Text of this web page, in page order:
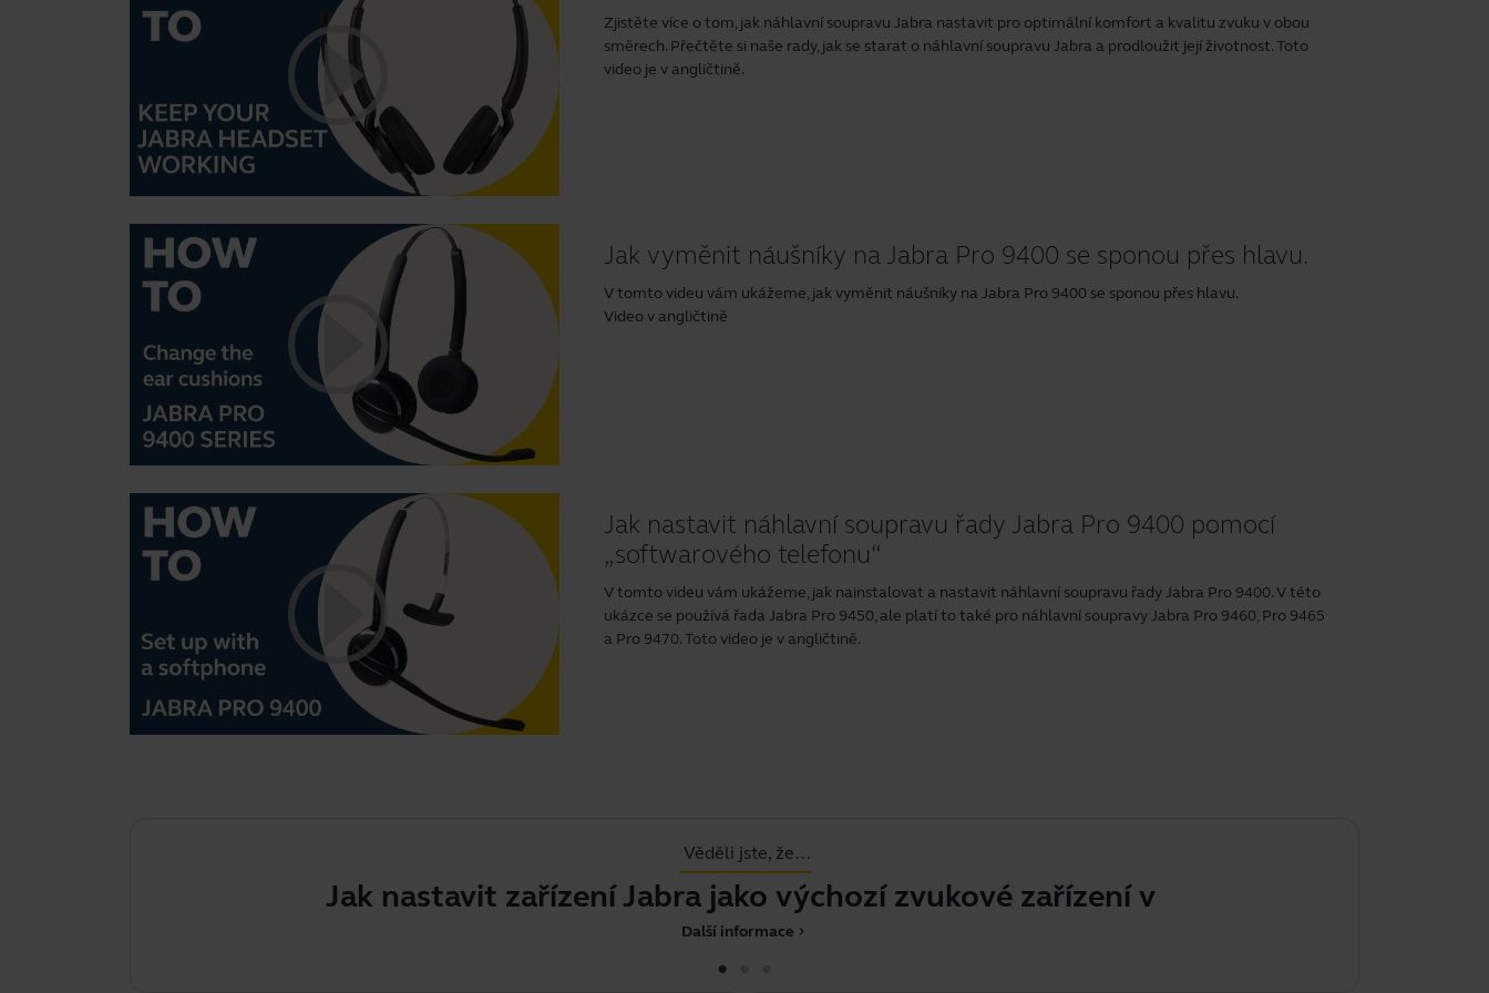
Zjistěte více o tom, jak náhlavní soupravu Jabra nastavit pro optimální komfort a kvalitu zvuku v obou
směrech. Přečtěte si naše rady, jak se starat o náhlavní soupravu Jabra a prodloužit její životnost. Toto
video je v angličtině.
Jak vyměnit náušníky na Jabra Pro 9400 se sponou přes hlavu.
V tomto videu vám ukážeme, jak vyměnit náušníky na Jabra Pro 9400 se sponou přes hlavu.
Video v angličtině
Jak nastavit náhlavní soupravu řady Jabra Pro 9400 pomocí
„softwarového telefonu“
V tomto videu vám ukážeme, jak nainstalovat a nastavit náhlavní soupravu řady Jabra Pro 9400. V této
ukázce se používá řada Jabra Pro 9450, ale platí to také pro náhlavní soupravy Jabra Pro 9460, Pro 9465
a Pro 9470. Toto video je v angličtině.
Věděli jste, že…
Jak nastavit zařízení Jabra jako výchozí zvukové zařízení v počítači se
chevron_right
Další informace